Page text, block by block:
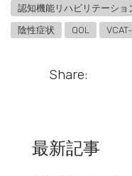
認知機能リハビリテーショ
陰性症状 QOL
Share:
最新記事